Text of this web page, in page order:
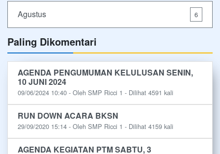
Agustus 6
Paling Dikomentari
AGENDA PENGUMUMAN KELULUSAN SENIN,
10 JUNI 2024
09/06/2024 10:40 - Oleh SMP Ricci 1 - Dilihat 4591 kali
RUN DOWN ACARA BKSN
29/09/2020 15:14 - Oleh SMP Ricci 1 - Dilihat 4159 kali
AGENDA KEGIATAN PTM SABTU, 3